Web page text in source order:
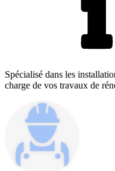
Spécialisé dans les
charge de vos travaux de